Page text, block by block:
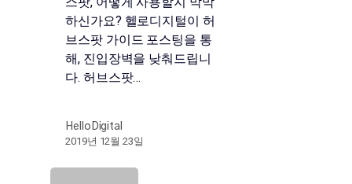
하신가요? 헬로디지털이 허
브스팟 가이드 포스팅을 통
해, 진입장벽을 낮춰드립니
다. 허브스팟…
HelloDigital
2019년 12월 23일